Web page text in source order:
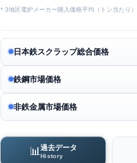
* 3地区電炉メーカー購入価格平均（トン当たり）
日本鉄スクラップ総合価格
鉄鋼市場価格
非鉄金属市場価格
📊 過去データ
History